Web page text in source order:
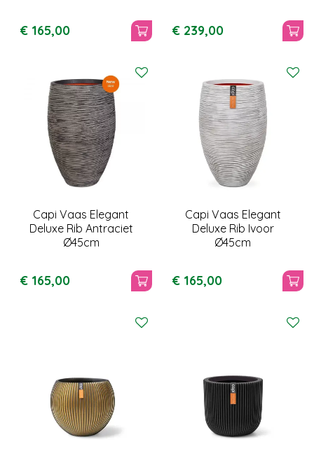
€ 165,00 € 239,00
Capi Vaas Elegant
Deluxe Rib Antraciet
Ø45cm
€ 165,00
Capi Vaas Elegant
Deluxe Rib Ivoor
Ø45cm
€ 165,00